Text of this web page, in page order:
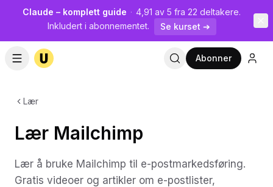
Claude – komplett guide · 4,91 av 5 fra 22 deltakere.
Inkludert i abonnementet.
Se kurset ➔
Abonner
Lær
Lær Mailchimp
Lær å bruke Mailchimp til e-postmarkedsføring.
Gratis videoer og artikler om e-postlister,